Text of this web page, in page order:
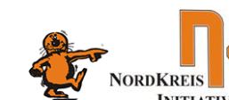
springen